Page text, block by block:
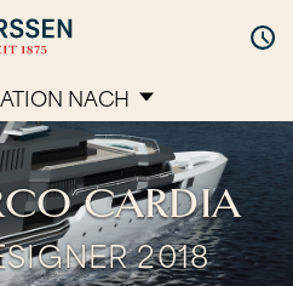
NACH
CARDIA
2018